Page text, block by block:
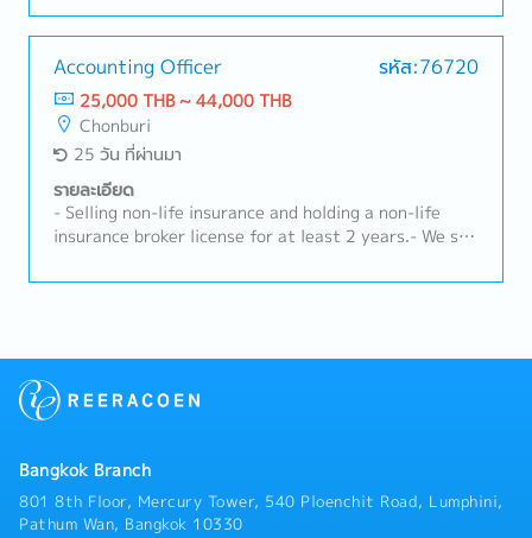
Follow up with customers on shipment status,
related documents, billing, claims, and other
requirements.- Monitor daily e-mails and business
requirements from internal and external parties.-
Other responsibilities as per management.
analysis and monitor market trends to develop
effective strategies.- Prepare sales forecasts and
action plans.- Provide on-site consultation and
technical support at farms.- Conduct product
demonstrations and training for customers.-
Troubleshoot and resolve urgent technical issues
promptly.- Coordinate with internal teams to ensure
effective product performance and customer
satisfaction.- Maintain and strengthen long-term
relationships with existing customers.- Organize
customers.- Ensure high levels of customer
sales documentation.
Accounting Officer รหัส:76720
25,000 THB ~ 44,000 THB
Chonburi
25 วัน ที่ผ่านมา
รายละเอียด
- Selling non-life insurance and holding a non-life
insurance broker license for at least 2 years.- We sell
batteries, both for cars and forklifts, to both new
Provide advice and guidance to customers regarding
manage existing customers to ensure their
Bangkok Branch
801 8th Floor, Mercury Tower, 540 Ploenchit Road, Lumphini,
Pathum Wan, Bangkok 10330